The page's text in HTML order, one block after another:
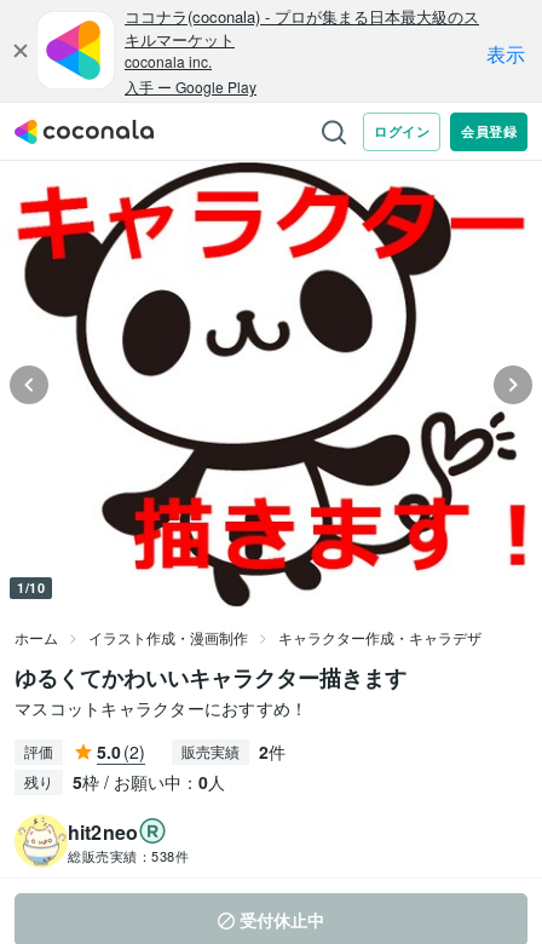
1/10
ホーム イラスト作成・漫画制作 キャラクター作成・キャラデザ
ゆるくてかわいいキャラクター描きます
マスコットキャラクターにおすすめ！
評価 5.0(2) 販売実績 2件
残り 5枠 / お願い中： 0人
hit2neo
総販売実績： 538件
受付休止中